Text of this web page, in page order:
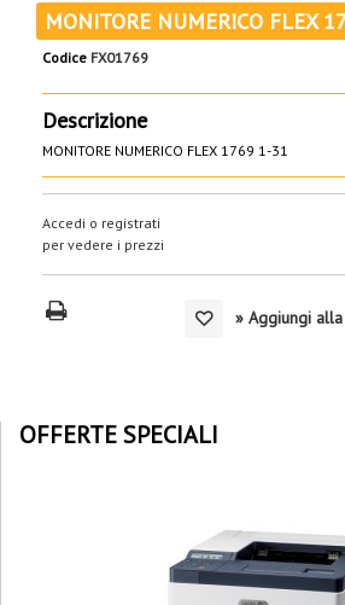
MONITORE NUMERICO FLEX
Codice FX01769
Descrizione
MONITORE NUMERICO FLEX 1769 1-31
Accedi o registrati
per vedere i prezzi
» Aggiungi
OFFERTE SPECIALI